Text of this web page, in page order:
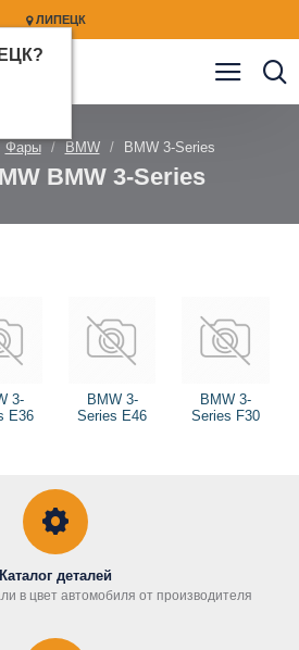
ЛИПЕЦК
?
Фары BMW BMW 3-Series
BMW 3-Series
3-
E36
BMW 3-
Series E46
BMW 3-
Series F30
Каталог деталей
в цвет автомобиля от производителя